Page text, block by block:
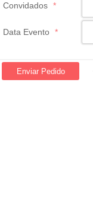
Convidados *
Data Evento *